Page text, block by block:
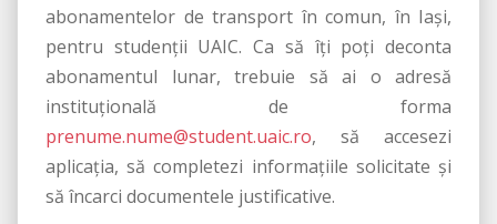
abonamentelor de transport în comun, în Iași,
pentru studenții UAIC. Ca să îți poți deconta
abonamentul lunar, trebuie să ai o adresă
instituțională de forma
prenume.nume@student.uaic.ro, să accesezi
aplicația, să completezi informațiile solicitate și
să încarci documentele justificative.